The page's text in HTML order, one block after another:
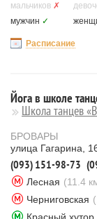
мальчиков ✗
мужчин ✓
Расписание
Йога в школе
Школа танцев
БРОВАРЫ
улица Гагарина,
(093) 151-98-73
Лесная (11.4
Черниговская